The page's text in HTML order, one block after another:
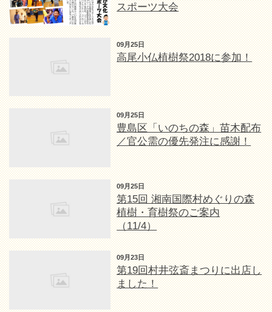
スポーツ大会
09月25日
高尾小仏植樹祭2018に参加！
09月25日
豊島区「いのちの森」苗木配布
／官公需の優先発注に感謝！
09月25日
第15回 湘南国際村めぐりの森
植樹・育樹祭のご案内
（11/4）
09月23日
第19回村井弦斎まつりに出店し
ました！